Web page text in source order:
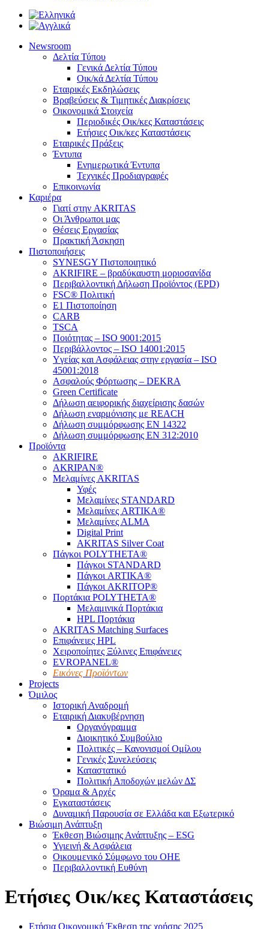
Newsroom
Δελτία Τύπου
Γενικά Δελτία Τύπου
Οικ/κά Δελτία Τύπου
Εταιρικές Εκδηλώσεις
Βραβεύσεις & Τιμητικές Διακρίσεις
Οικονομικά Στοιχεία
Περιοδικές Οικ/κες Καταστάσεις
Ετήσιες Οικ/κες Καταστάσεις
Εταιρικές Πράξεις
Έντυπα
Ενημερωτικά Έντυπα
Τεχνικές Προδιαγραφές
Επικοινωνία
Καριέρα
Γιατί στην AKRITAS
Οι Άνθρωποι μας
Θέσεις Εργασίας
Πρακτική Άσκηση
Πιστοποιήσεις
SYNESGY Πιστοποιητικό
AKRIFIRE – βραδύκαυστη μοριοσανίδα
Περιβαλλοντική Δήλωση Προϊόντος (EPD)
FSC® Πολιτική
E1 Πιστοποίηση
CARB
TSCA
Πoιότητας – ISO 9001:2015
Περιβάλλοντος – ISO 14001:2015
Yγείας και Ασφάλειας στην εργασία – ISO
45001:2018
Ασφαλούς Φόρτωσης – DEKRA
Green Certificate
Δήλωση αειφορικής διαχείρισης δασών
Δήλωση εναρμόνισης με REACH
Δήλωση συμμόρφωσης EN 14322
Δήλωση συμμόρφωσης EN 312:2010
Προϊόντα
AKRIFIRE
AKRIPAN®
Μελαμίνες AKRITAS
Υφές
Μελαμίνες STANDARD
Μελαμίνες ARTIKA®
Μελαμίνες ΑLMA
Digital Print
AKRITAS Silver Coat
Πάγκοι POLYTHETA®
Πάγκοι STANDARD
Πάγκοι ARTIKA®
Πάγκοι AKRITOP®
Πορτάκια POLYTHETA®
Μελαμινικά Πορτάκια
HPL Πορτάκια
AKRITAS Matching Surfaces
Επιφάνειες HPL
Χειροποίητες Ξύλινες Επιφάνειες
EVROPANEL®
Εικόνες Προϊόντων
Projects
Όμιλος
Ιστορική Αναδρομή
Εταιρική Διακυβέρνηση
Οργανόγραμμα
Διοικητικό Συμβούλιο
Πολιτικές – Κανονισμοί Ομίλου
Γενικές Συνελεύσεις
Καταστατικό
Πολιτική Αποδοχών μελών ΔΣ
Όραμα & Αρχές
Εγκαταστάσεις
Δυναμική Παρουσία σε Ελλάδα και Εξωτερικό
Βιώσιμη Ανάπτυξη
Έκθεση Βιώσιμης Ανάπτυξης – ESG
Υγιεινή & Ασφάλεια
Οικουμενικό Σύμφωνο του ΟΗΕ
Περιβαλλοντική Ευθύνη
Ετήσιες Οικ/κες Καταστάσεις
Ετήσια Οικονομική Έκθεση της χρήσης 2025